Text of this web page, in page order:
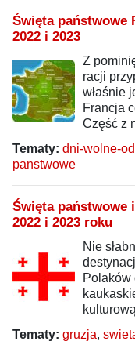
Święta państwowe
2022 i 2023
Z
racji
właśnie
Francja
Część z
Tematy: dni-wolne-
panstwowe
Święta państwowe
2022 i 2023 roku
Nie
Polaków
Tematy: gruzja,